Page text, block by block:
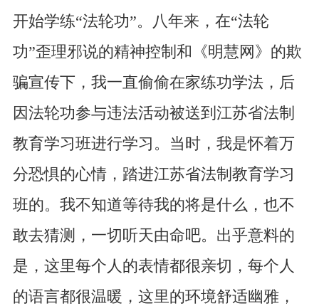
开始学练“法轮功”。八年来，在“法轮
功”歪理邪说的精神控制和《明慧网》的欺
骗宣传下，我一直偷偷在家练功学法，后
因法轮功参与违法活动被送到江苏省法制
教育学习班进行学习。当时，我是怀着万
分恐惧的心情，踏进江苏省法制教育学习
班的。我不知道等待我的将是什么，也不
敢去猜测，一切听天由命吧。出乎意料的
是，这里每个人的表情都很亲切，每个人
的语言都很温暖，这里的环境舒适幽雅，